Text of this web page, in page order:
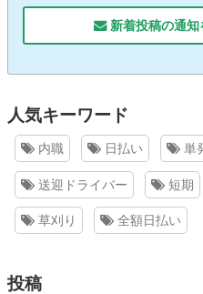
新着投稿の通知
人気キーワード
内職 日払い 単
送迎ドライバー 短期
草刈り 全額日払い
投稿